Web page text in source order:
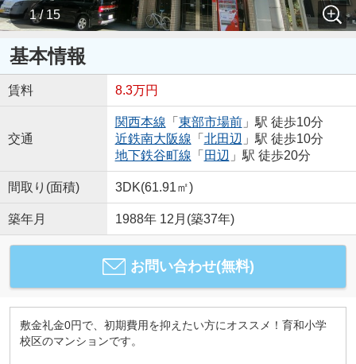
1 / 15
基本情報
賃料 8.3万円
交通
関西本線 「 東部市場前」駅 徒歩10分
近鉄南大阪線 「 北田辺 」駅 徒歩10分
地下鉄谷町線 「 田辺 」駅 徒歩20分
間取り(面積) 3DK(61.91㎡)
築年月 1988年 12月(築37年)
お問い合わせ(無料)
敷金礼金0円で、初期費用を抑えたい方にオススメ！育和小学
校区のマンションです。